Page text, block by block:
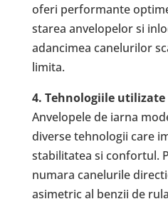
oferi performante
starea anvelopelor si
adancimea canelurilor
limita.
4. Tehnologiile utilizate
Anvelopele de iarna
diverse tehnologii care
stabilitatea si confortul.
numara canelurile
asimetric al benzii de